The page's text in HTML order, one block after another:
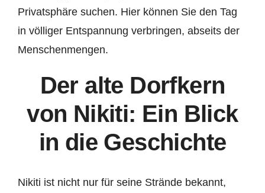
Privatsphäre suchen. Hier können Sie den Tag
in völliger Entspannung verbringen, abseits der
Menschenmengen.
Der alte Dorfkern
von Nikiti: Ein Blick
in die Geschichte
Nikiti ist nicht nur für seine Strände bekannt,